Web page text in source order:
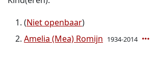
(Niet openbaar)
Amelia (Mea) Romijn 1934-2014